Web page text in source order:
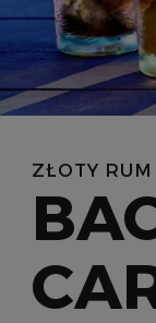
ZŁOTY RUM